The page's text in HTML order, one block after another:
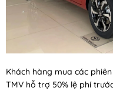
Khách hàng mua các
TMV hỗ trợ 50% lệ phí